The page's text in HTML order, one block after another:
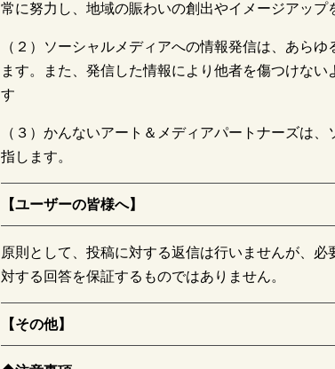
常に努力し、地域の賑わいの創出やイメージアップ
（２）ソーシャルメディアへの情報発信は、あら
ます。また、発信した情報により他者を傷つけな
す
（３）かんないアート＆メディアパートナーズは
指します。
【ユーザーの皆様へ】
原則として、投稿に対する返信は行いませんが、
対する回答を保証するものではありません。
【その他】